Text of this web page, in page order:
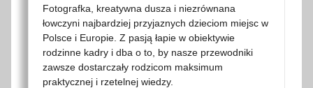
Fotografka, kreatywna dusza i niezrównana
łowczyni najbardziej przyjaznych dzieciom miejsc w
Polsce i Europie. Z pasją łapie w obiektywie
rodzinne kadry i dba o to, by nasze przewodniki
zawsze dostarczały rodzicom maksimum
praktycznej i rzetelnej wiedzy.